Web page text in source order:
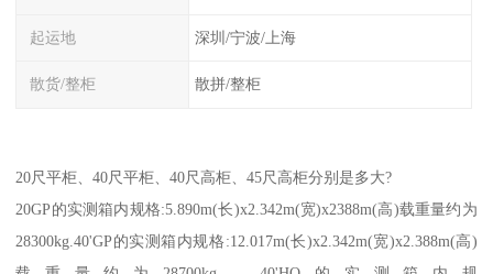
起运地 深圳/宁波/上海
散货/整柜 散拼/整柜
20尺平柜、40尺平柜、40尺高柜、45尺高柜分别是多大?
20GP的实测箱内规格:5.890m(长)x2.342m(宽)x2388m(高)载重量约为
28300kg.40'GP的实测箱内规格:12.017m(长)x2.342m(宽)x2.388m(高)